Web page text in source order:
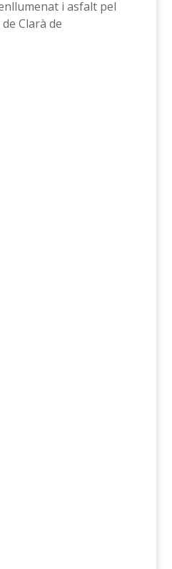
i asfalt pel
Clarà de